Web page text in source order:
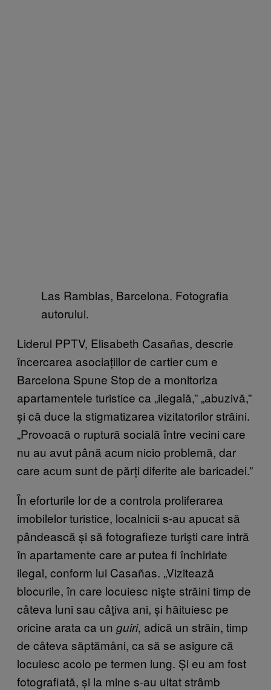
Las Ramblas, Barcelona. Fotografia
autorului.
Liderul PPTV, Elisabeth Casañas, descrie
încercarea asociațiilor de cartier cum e
Barcelona Spune Stop de a monitoriza
apartamentele turistice ca „ilegală,” „abuzivă,”
și că duce la stigmatizarea vizitatorilor străini.
„Provoacă o ruptură socială între vecini care
nu au avut până acum nicio problemă, dar
care acum sunt de părți diferite ale baricadei.”
În eforturile lor de a controla proliferarea
imobilelor turistice, localnicii s-au apucat să
pândească și să fotografieze turişti care intră
în apartamente care ar putea fi închiriate
ilegal, conform lui Casañas. „Vizitează
blocurile, în care locuiesc nişte străini timp de
câteva luni sau câţiva ani, și hăituiesc pe
oricine arata ca un guiri, adică un străin, timp
de câteva săptămâni, ca să se asigure că
locuiesc acolo pe termen lung. Și eu am fost
fotografiată, și la mine s-au uitat strâmb